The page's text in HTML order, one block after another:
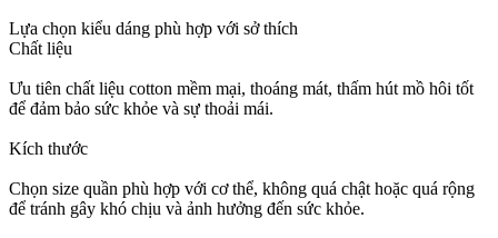
Lựa chọn kiểu dáng phù hợp với sở thích
Chất liệu
Ưu tiên chất liệu cotton mềm mại, thoáng mát, thấm hút mồ hôi tốt
để đảm bảo sức khỏe và sự thoải mái.
Kích thước
Chọn size quần phù hợp với cơ thể, không quá chật hoặc quá rộng
để tránh gây khó chịu và ảnh hưởng đến sức khỏe.